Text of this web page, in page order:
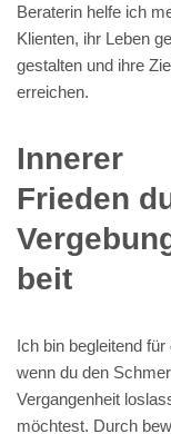
Beraterin helfe ich
Klienten, ihr Leben
gestalten und ihre
erreichen.
Innerer
Frieden
beit
Ich bin begleitend für
wenn du den
Vergangenheit
möchtest. Durch